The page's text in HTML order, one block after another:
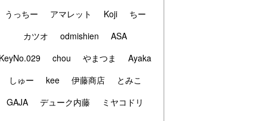
うっちー アマレット Koji
ちー
カツオ
odmishien
ASA
chou やまつま
Ayaka
しゅー
kee 伊藤商店
とみこ
GAJA
デューク内藤
ミヤコドリ